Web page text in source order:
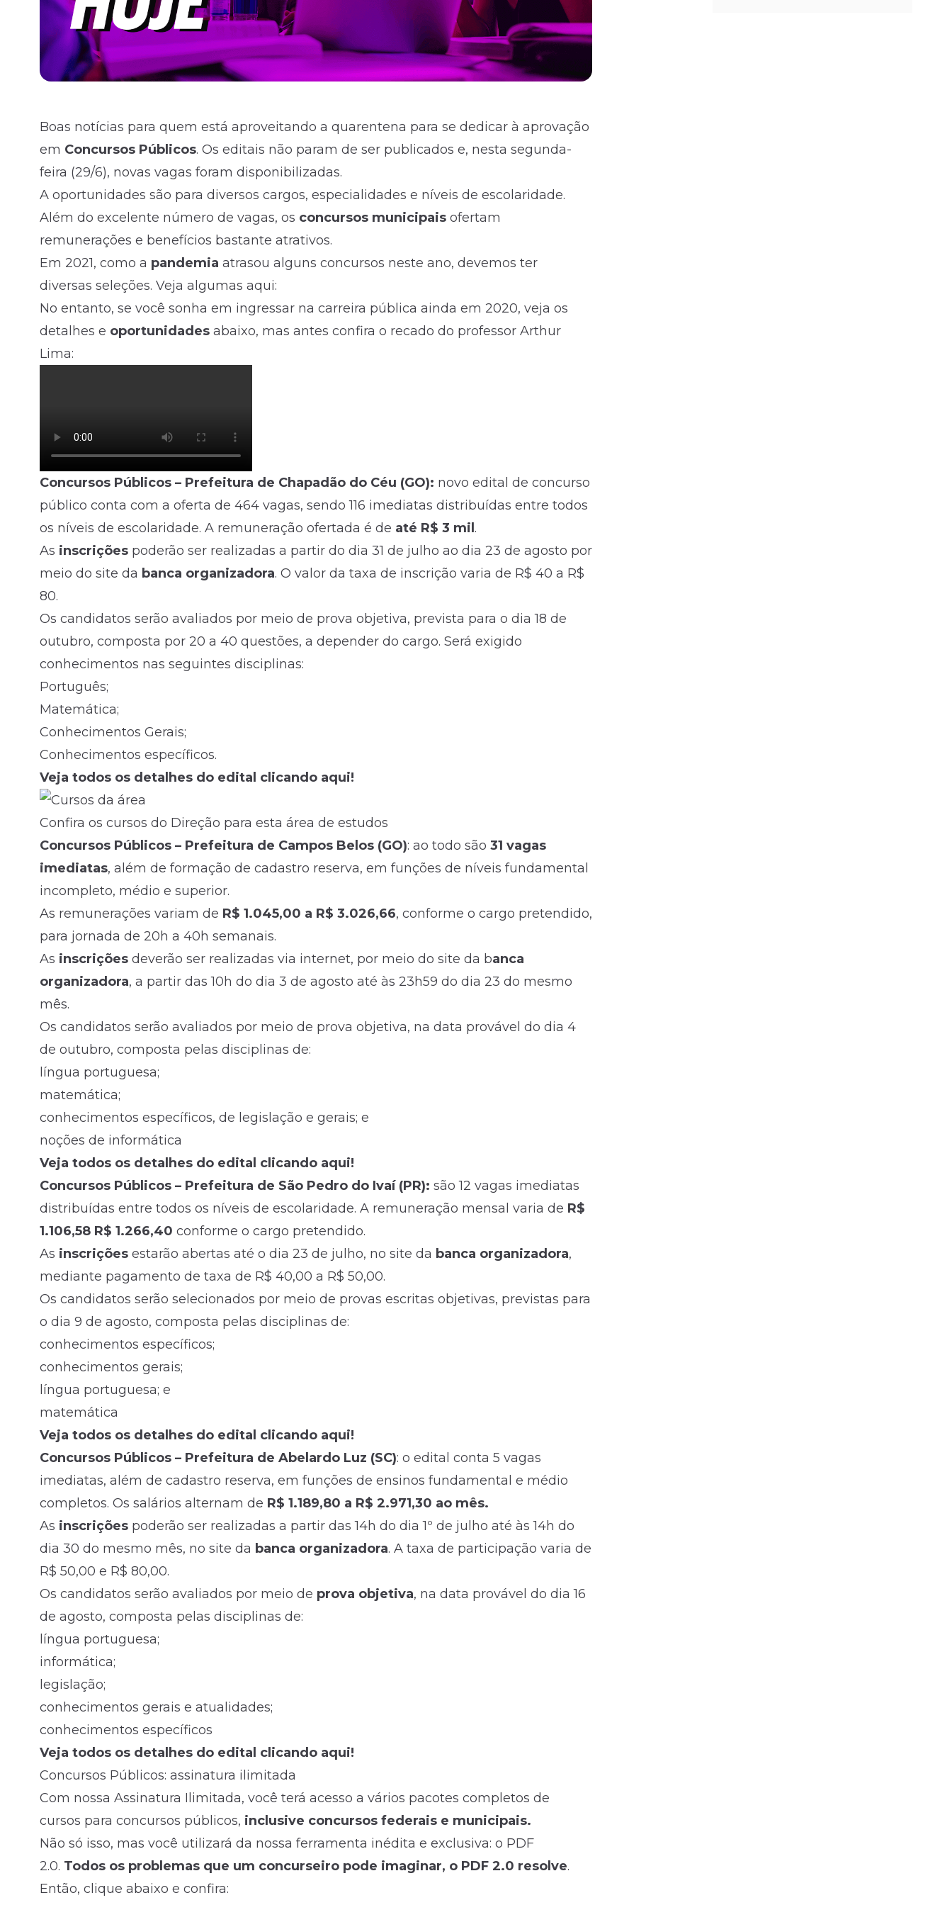
Boas notícias para quem está aproveitando a quarentena para se dedicar à aprovação
em Concursos Públicos. Os editais não param de ser publicados e, nesta segunda-
feira (29/6), novas vagas foram disponibilizadas.
A oportunidades são para diversos cargos, especialidades e níveis de escolaridade.
Além do excelente número de vagas, os concursos municipais ofertam
remunerações e benefícios bastante atrativos.
Em 2021, como a pandemia atrasou alguns concursos neste ano, devemos ter
diversas seleções. Veja algumas aqui:
No entanto, se você sonha em ingressar na carreira pública ainda em 2020, veja os
detalhes e oportunidades abaixo, mas antes confira o recado do professor Arthur
Lima:
Concursos Públicos – Prefeitura de Chapadão do Céu (GO): novo edital de concurso
público conta com a oferta de 464 vagas, sendo 116 imediatas distribuídas entre todos
os níveis de escolaridade. A remuneração ofertada é de até R$ 3 mil .
As inscrições poderão ser realizadas a partir do dia 31 de julho ao dia 23 de agosto por
meio do site da banca organizadora. O valor da taxa de inscrição varia de R$ 40 a R$
80.
Os candidatos serão avaliados por meio de prova objetiva, prevista para o dia 18 de
outubro, composta por 20 a 40 questões, a depender do cargo. Será exigido
conhecimentos nas seguintes disciplinas:
Português;
Matemática;
Conhecimentos Gerais;
Conhecimentos específicos.
Veja todos os detalhes do edital clicando aqui!
Confira os cursos do Direção para esta área de estudos
Concursos Públicos – Prefeitura de Campos Belos (GO): ao todo são 31 vagas
imediatas, além de formação de cadastro reserva, em funções de níveis fundamental
incompleto, médio e superior.
As remunerações variam de R$ 1.045,00 a R$ 3.026,66, conforme o cargo pretendido,
para jornada de 20h a 40h semanais.
As inscrições deverão ser realizadas via internet, por meio do site da banca
organizadora, a partir das 10h do dia 3 de agosto até às 23h59 do dia 23 do mesmo
mês.
Os candidatos serão avaliados por meio de prova objetiva, na data provável do dia 4
de outubro, composta pelas disciplinas de:
língua portuguesa;
matemática;
conhecimentos específicos, de legislação e gerais; e
noções de informática
Veja todos os detalhes do edital clicando aqui!
Concursos Públicos – Prefeitura de São Pedro do Ivaí (PR): são 12 vagas imediatas
distribuídas entre todos os níveis de escolaridade. A remuneração mensal varia de R$
1.106,58 R$ 1.266,40 conforme o cargo pretendido.
As inscrições estarão abertas até o dia 23 de julho, no site da banca organizadora,
mediante pagamento de taxa de R$ 40,00 a R$ 50,00.
Os candidatos serão selecionados por meio de provas escritas objetivas, previstas para
o dia 9 de agosto, composta pelas disciplinas de:
conhecimentos específicos;
conhecimentos gerais;
língua portuguesa; e
matemática
Veja todos os detalhes do edital clicando aqui!
Concursos Públicos – Prefeitura de Abelardo Luz (SC): o edital conta 5 vagas
imediatas, além de cadastro reserva, em funções de ensinos fundamental e médio
completos. Os salários alternam de R$ 1.189,80 a R$ 2.971,30 ao mês.
As inscrições poderão ser realizadas a partir das 14h do dia 1º de julho até às 14h do
dia 30 do mesmo mês, no site da banca organizadora. A taxa de participação varia de
R$ 50,00 e R$ 80,00.
Os candidatos serão avaliados por meio de prova objetiva, na data provável do dia 16
de agosto, composta pelas disciplinas de:
língua portuguesa;
informática;
legislação;
conhecimentos gerais e atualidades;
conhecimentos específicos
Veja todos os detalhes do edital clicando aqui!
Concursos Públicos: assinatura ilimitada
Com nossa Assinatura Ilimitada, você terá acesso a vários pacotes completos de
cursos para concursos públicos, inclusive concursos federais e municipais.
Não só isso, mas você utilizará da nossa ferramenta inédita e exclusiva: o PDF
2.0. Todos os problemas que um concurseiro pode imaginar, o PDF 2.0 resolve.
Então, clique abaixo e confira: